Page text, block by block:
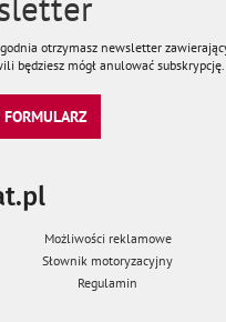
otrzymasz newsletter
będziesz mógł anulować subskrypcję.
Możliwości reklamowe
Słownik motoryzacyjny
Regulamin